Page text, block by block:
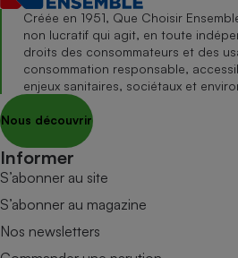
Créée en 1951, Que Choisir
non lucratif qui agit, en toute
droits des consommateurs et des
consommation responsable,
enjeux sanitaires, sociétaux et
Nous découvrir
Informer
S’abonner au site
S’abonner au magazine
Nos newsletters